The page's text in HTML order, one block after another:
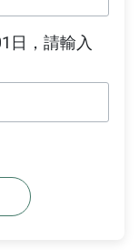
日，請輸入